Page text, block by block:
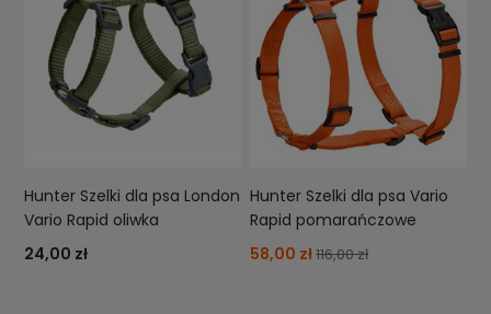
Hunter Szelki dla psa London
Vario Rapid oliwka
24,00 zł
Hunter Szelki dla psa Vario
Rapid pomarańczowe
58,00 zł116,00 zł